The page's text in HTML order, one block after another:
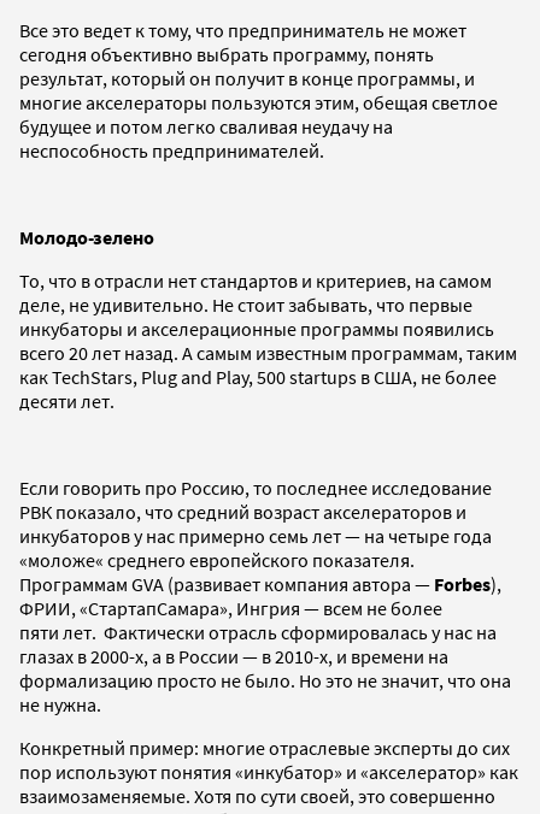
Все это ведет к тому, что предприниматель не может
сегодня объективно выбрать программу, понять
результат, который он получит в конце программы, и
многие акселераторы пользуются этим, обещая светлое
будущее и потом легко сваливая неудачу на
неспособность предпринимателей.
Молодо-зелено
То, что в отрасли нет стандартов и критериев, на самом
деле, не удивительно. Не стоит забывать, что первые
инкубаторы и акселерационные программы появились
всего 20 лет назад. А самым известным программам, таким
как TechStars, Plug and Play, 500 startups в США, не более
десяти лет.
Если говорить про Россию, то последнее исследование
РВК показало, что средний возраст акселераторов и
инкубаторов у нас примерно семь лет — на четыре года
«моложе« среднего европейского показателя.
Программам GVA (развивает компания автора — Forbes),
ФРИИ, «СтартапСамара», Ингрия — всем не более
пяти лет. Фактически отрасль сформировалась у нас на
глазах в 2000-х, а в России — в 2010-х, и времени на
формализацию просто не было. Но это не значит, что она
не нужна.
Конкретный пример: многие отраслевые эксперты до сих
пор используют понятия «инкубатор» и «акселератор» как
взаимозаменяемые. Хотя по сути своей, это совершенно